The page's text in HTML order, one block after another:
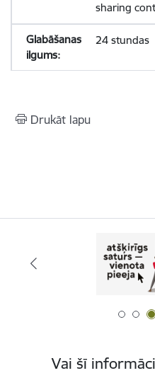
sharing
24 stundas
Drukāt lapu
Vai šī